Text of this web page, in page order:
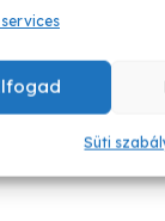
Süti
a gyerekkel,
Amikor
ezzel a
A
rengeteg célja